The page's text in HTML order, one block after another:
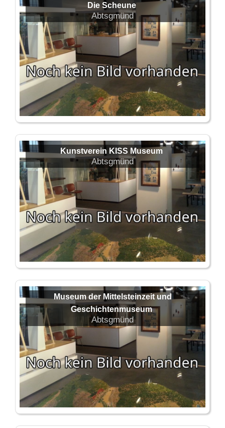
Die Scheune
Abtsgmünd
Kunstverein KISS Museum
Abtsgmünd
Museum der Mittelsteinzeit und
Geschichtenmuseum
Abtsgmünd